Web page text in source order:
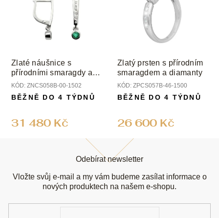
Zlaté náušnice s
přírodními smaragdy a
diamanty
KÓD: ZNCS058B-00-1502
31 480 Kč
BĚŽNĚ DO 4 TÝDNŮ
Zlatý prsten s přírodním
smaragdem a diamanty
KÓD: ZPCS057B-46-1500
26 600 Kč
BĚŽNĚ DO 4 TÝDNŮ
Odebírat newsletter
Vložte svůj e-mail a my vám budeme zasílat informace o
nových produktech na našem e-shopu.